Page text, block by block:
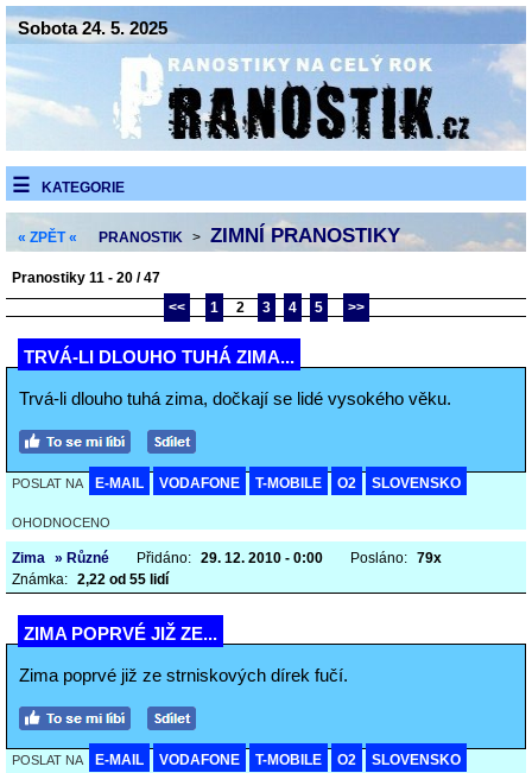
Sobota 24. 5. 2025
KATEGORIE
« ZPĚT « PRANOSTIK > ZIMNÍ PRANOSTIKY
Pranostiky 11 - 20 / 47
<<
1 2 3 4 5 >>
TRVÁ-LI DLOUHO TUHÁ ZIMA...
Trvá-li dlouho tuhá zima, dočkají se lidé vysokého věku.
POSLAT NA E-MAIL VODAFONE T-MOBILE O2 SLOVENSKO
OHODNOCENO
Zima » Různé Přidáno: 29. 12. 2010 - 0:00 Posláno: 79x
Známka: 2,22 od 55 lidí
ZIMA POPRVÉ JIŽ ZE...
Zima poprvé již ze strniskových dírek fučí.
POSLAT NA E-MAIL VODAFONE T-MOBILE O2 SLOVENSKO